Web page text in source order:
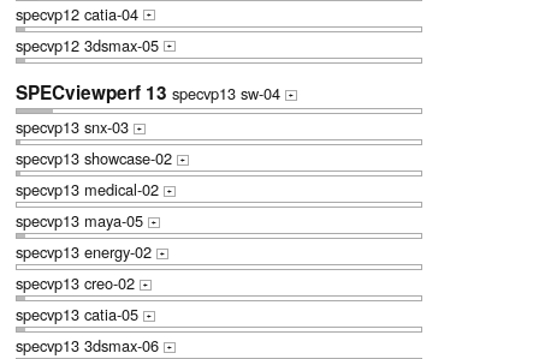
specvp12 catia-04 +
specvp12 3dsmax-05 +
SPECviewperf 13 specvp13 sw-04 +
specvp13 snx-03 +
specvp13 showcase-02 +
specvp13 medical-02 +
specvp13 maya-05 +
specvp13 energy-02 +
specvp13 creo-02 +
specvp13 catia-05 +
specvp13 3dsmax-06 +